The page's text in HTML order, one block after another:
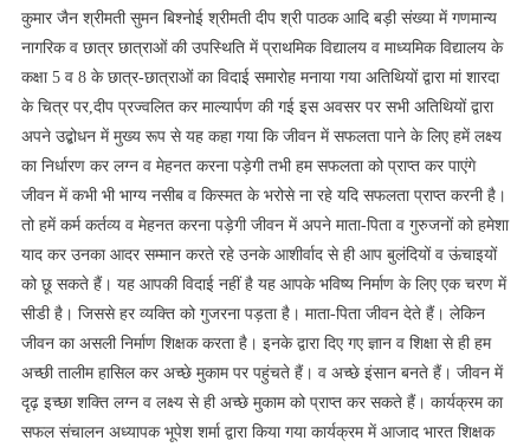
कुमार जैन श्रीमती सुमन बिश्नोई श्रीमती दीप श्री पाठक आदि बड़ी संख्या में गणमान्य
नागरिक व छात्र छात्राओं की उपस्थिति में प्राथमिक विद्यालय व माध्यमिक विद्यालय के
कक्षा 5 व 8 के छात्र-छात्राओं का विदाई समारोह मनाया गया अतिथियों द्वारा मां शारदा
के चित्र पर,दीप प्रज्वलित कर माल्यार्पण की गई इस अवसर पर सभी अतिथियों द्वारा
अपने उद्बोधन में मुख्य रूप से यह कहा गया कि जीवन में सफलता पाने के लिए हमें लक्ष्य
का निर्धारण कर लग्न व मेहनत करना पड़ेगी तभी हम सफलता को प्राप्त कर पाएंगे
जीवन में कभी भी भाग्य नसीब व किस्मत के भरोसे ना रहे यदि सफलता प्राप्त करनी है।
तो हमें कर्म कर्तव्य व मेहनत करना पड़ेगी जीवन में अपने माता-पिता व गुरुजनों को हमेशा
याद कर उनका आदर सम्मान करते रहे उनके आशीर्वाद से ही आप बुलंदियों व ऊंचाइयों
को छू सकते हैं। यह आपकी विदाई नहीं है यह आपके भविष्य निर्माण के लिए एक चरण में
सीडी है। जिससे हर व्यक्ति को गुजरना पड़ता है। माता-पिता जीवन देते हैं। लेकिन
जीवन का असली निर्माण शिक्षक करता है। इनके द्वारा दिए गए ज्ञान व शिक्षा से ही हम
अच्छी तालीम हासिल कर अच्छे मुकाम पर पहुंचते हैं। व अच्छे इंसान बनते हैं। जीवन में
दृढ़ इच्छा शक्ति लग्न व लक्ष्य से ही अच्छे मुकाम को प्राप्त कर सकते हैं। कार्यक्रम का
सफल संचालन अध्यापक भूपेश शर्मा द्वारा किया गया कार्यक्रम में आजाद भारत शिक्षक